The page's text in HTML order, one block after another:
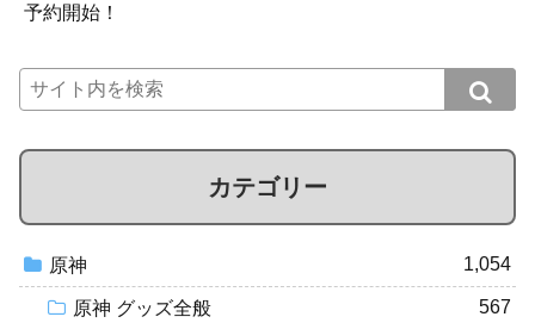
予約開始！
カテゴリー
原神 1,054
原神 グッズ全般 567